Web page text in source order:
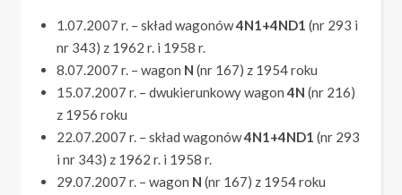
1.07.2007 r. – skład wagonów4N1+4ND1 (nr 293 i
nr 343) z 1962 r. i 1958 r.
8.07.2007 r. – wagon N (nr 167) z 1954 roku
15.07.2007 r. – dwukierunkowy wagon4N (nr 216)
z 1956 roku
22.07.2007 r. – skład wagonów4N1+4ND1 (nr 293
i nr 343) z 1962 r. i 1958 r.
29.07.2007 r. – wagon N (nr 167) z 1954 roku